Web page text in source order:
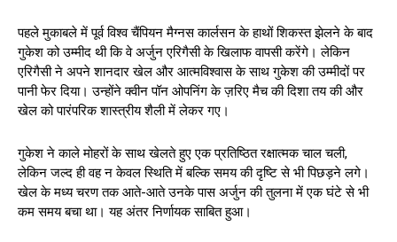
पहले मुकाबले में पूर्व विश्व चैंपियन मैग्नस कार्लसन के हाथों शिकस्त झेलने के बाद
गुकेश को उम्मीद थी कि वे अर्जुन एरिगैसी के खिलाफ वापसी करेंगे। लेकिन
एरिगैसी ने अपने शानदार खेल और आत्मविश्वास के साथ गुकेश की उम्मीदों पर
पानी फेर दिया। उन्होंने क्वीन पॉन ओपनिंग के ज़रिए मैच की दिशा तय की और
खेल को पारंपरिक शास्त्रीय शैली में लेकर गए।
गुकेश ने काले मोहरों के साथ खेलते हुए एक प्रतिष्ठित रक्षात्मक चाल चली,
लेकिन जल्द ही वह न केवल स्थिति में बल्कि समय की दृष्टि से भी पिछड़ने लगे।
खेल के मध्य चरण तक आते-आते उनके पास अर्जुन की तुलना में एक घंटे से भी
कम समय बचा था। यह अंतर निर्णायक साबित हुआ।